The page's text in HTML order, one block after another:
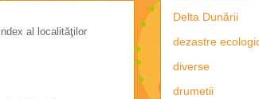
al localităţilor
Delta Dunării
dezastre
diverse
drumetii